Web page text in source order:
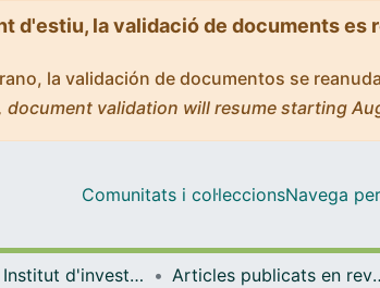
d'estiu, la validació de documents
la validación de documentos se
document validation will resume starting
Comunitats i col·leccionsNavega
IDIBAPS: Institut d'investigacions Biomèdiques August Pi i Sunyer Articles publicats en revistes